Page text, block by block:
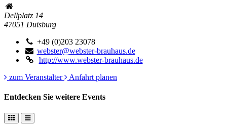
Dellplatz 14
47051 Duisburg
+49 (0)203 23078
webster@webster-brauhaus.de
http://www.webster-brauhaus.de
zum Veranstalter
Anfahrt planen
Entdecken Sie weitere Events